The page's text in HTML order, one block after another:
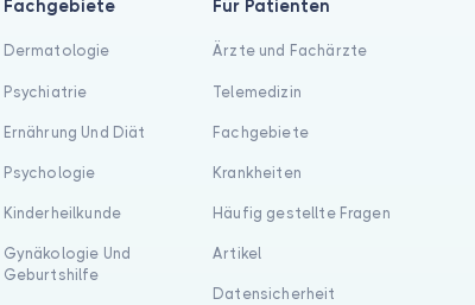
Fachgebiete
Dermatologie
Psychiatrie
Ernährung Und Diät
Psychologie
Kinderheilkunde
Gynäkologie Und
Geburtshilfe
Für Patienten
Ärzte und Fachärzte
Telemedizin
Fachgebiete
Krankheiten
Häufig gestellte Fragen
Artikel
Datensicherheit